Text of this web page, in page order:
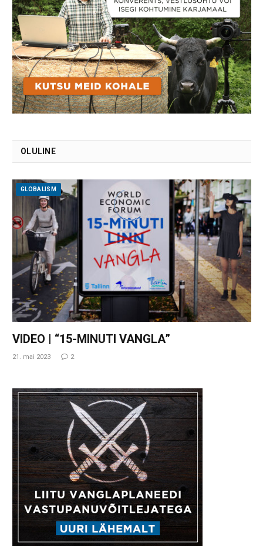
OLULINE
GLOBALISM
VIDEO | “15-MINUTI VANGLA”
21. mai 2023 2